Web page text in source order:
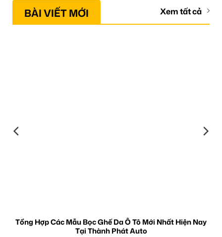
BÀI VIẾT MỚI Xem tất cả
Tổng Hợp Các Mẫu Bọc Ghế Da Ô Tô Mới Nhất Hiện Nay
Tại Thành Phát Auto